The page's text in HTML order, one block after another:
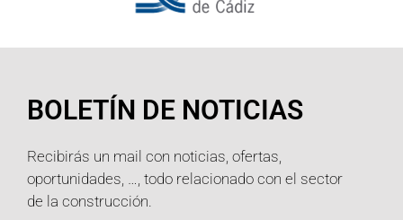
BOLETÍN DE NOTICIAS
Recibirás un mail con noticias, ofertas,
oportunidades, …, todo relacionado con el sector
de la construcción.